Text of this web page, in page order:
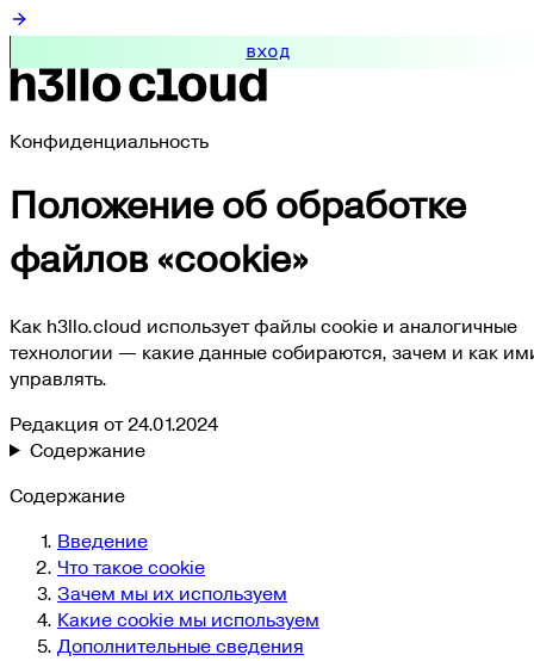
вход
Конфиденциальность
Положение об обработке
файлов «cookie»
Как h3llo.cloud использует файлы cookie и аналогичные
технологии — какие данные собираются, зачем и как
управлять.
Редакция от24.01.2024
Содержание
Содержание
Введение
Что такое cookie
Зачем мы их используем
Какие cookie мы используем
Дополнительные сведения